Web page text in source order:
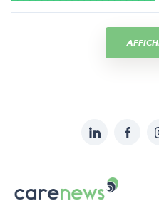
sur:
LinkedIn
Carenews,
Le